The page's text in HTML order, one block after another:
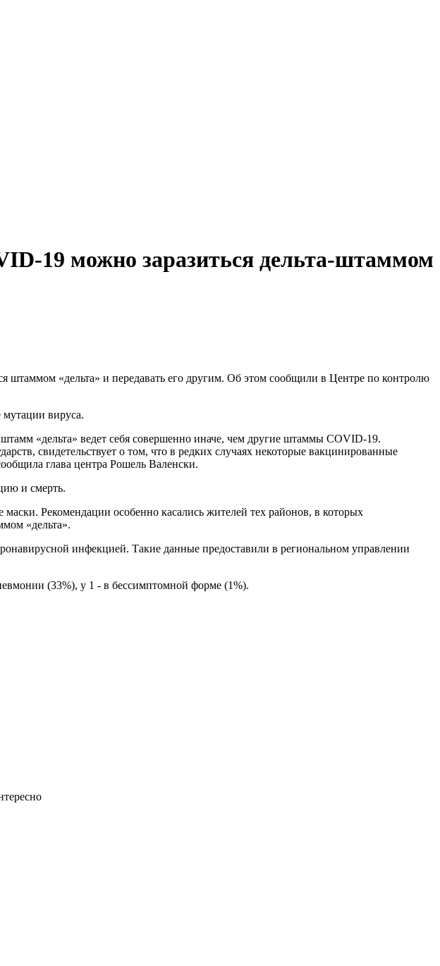
19 можно заразиться дельта-штаммом
штаммом «дельта» и передавать его другим. Об этом сообщили в Центре по контролю
вируса.
«дельта» ведет себя совершенно иначе, чем другие штаммы COVID-19.
свидетельствует о том, что в редких случаях некоторые вакцинированные
глава центра Рошель Валенски.
и смерть.
Рекомендации особенно касались жителей тех районов, в которых
«дельта».
инфекцией. Такие данные предоставили в региональном управлении
(33%), у 1 - в бессимптомной форме (1%).